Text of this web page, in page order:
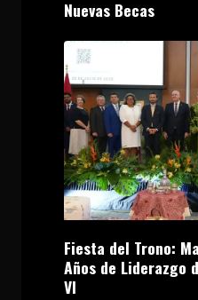
Nuevas Becas
Fiesta del Trono:
Años de Liderazgo
VI